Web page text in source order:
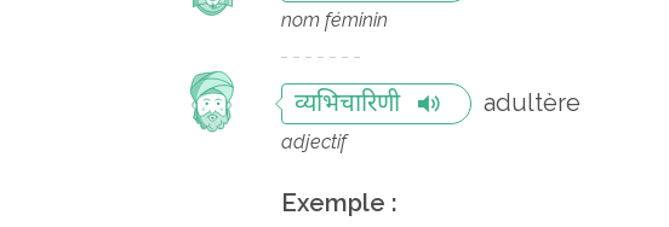
nom féminin
व्यभिचारिणी adultère
adjectif
Exemple :